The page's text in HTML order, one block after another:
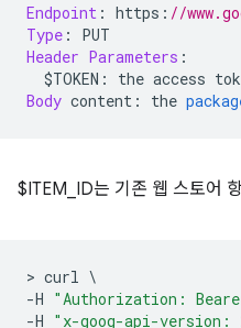
Endpoint : https : //
Type :
PUT
Header Parameters :
$TOKEN :
the access
Body content : the
$ITEM_ID는 기존 웹 스토어
> curl \
-H "Authorization: Bearer
-H "x-goog-api-version: